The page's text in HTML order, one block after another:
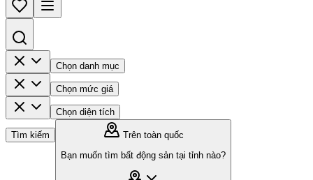
Chọn danh mục
Chọn mức giá
Chọn diện tích
Tìm kiếm
Trên toàn quốc
Bạn muốn tìm bất động sản tại tỉnh nào?